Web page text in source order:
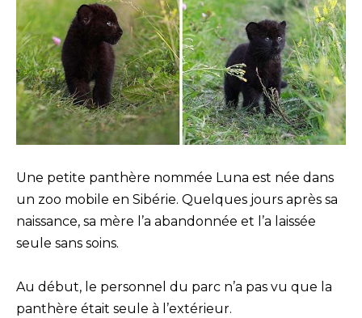
Une petite panthère nommée Luna est née dans
un zoo mobile en Sibérie. Quelques jours après sa
naissance, sa mère l’a abandonnée et l’a laissée
seule sans soins.
Au début, le personnel du parc n’a pas vu que la
panthère était seule à l’extérieur.